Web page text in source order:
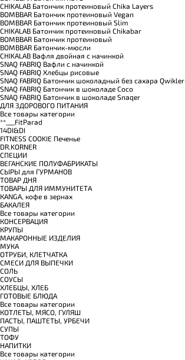
CHIKALAB Батончик протеиновый Chika Layers
BOMBBAR Батончик протеиновый Vegan
BOMBBAR Батончик протеиновый Slim
CHIKALAB Батончик протеиновый Chikabar
BOMBBAR Батончик протеиновый
BOMBBAR Батончик-мюсли
CHIKALAB Вафля двойная с начинкой
SNAQ FABRIQ Вафли с начинкой
SNAQ FABRIQ Хлебцы рисовые
SNAQ FABRIQ Батончик шоколадный без сахара Qwikler
SNAQ FABRIQ Батончик в шоколаде Coco
SNAQ FABRIQ Батончик в шоколаде Snaqer
ДЛЯ ЗДОРОВОГО ПИТАНИЯ
Все товары категории
**___FitParad
14DI&DI
FITNESS COOKIE Печенье
DR.KORNER
СПЕЦИИ
ВЕГАНСКИЕ ПОЛУФАБРИКАТЫ
СЫРЫ для ГУРМАНОВ
TОВАР ДНЯ
TОВАРЫ ДЛЯ ИММУНИТЕТА
КANGA, кофе в зернах
БАКАЛЕЯ
Все товары категории
КОНСЕРВАЦИЯ
КРУПЫ
МАКАРОННЫЕ ИЗДЕЛИЯ
МУКА
ОТРУБИ, КЛЕТЧАТКА
СМЕСИ ДЛЯ ВЫПЕЧКИ
СОЛЬ
СОУСЫ
ХЛЕБЦЫ, ХЛЕБ
ГОТОВЫЕ БЛЮДА
Все товары категории
КОТЛЕТЫ, МЯСО, ГУЛЯШ
ПАСТЫ, ПАШТЕТЫ, УРБЕЧИ
СУПЫ
ТОФУ
НАПИТКИ
Все товары категории